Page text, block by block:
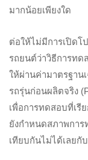
มากน้อยเพียงใด
ต่อให้ไม่มีการเปิดโ
รถยนต์ว่าวิธีการท
ให้ผ่านค่ามาตรฐาน
รถรุ่นก่อนผลิตจริง
เพื่อการทดสอบที่เรี
ยังกำหนดสภาพกา
เทียบกันไม่ได้เลยกั